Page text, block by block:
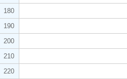
180
190
200
210
220